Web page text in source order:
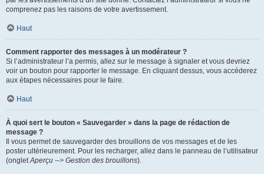
comprenez pas les raisons de votre avertissement.
Haut
Comment rapporter des messages à un modérateur ?
Si l’administrateur l’a permis, allez sur le message à signaler et vous devriez
voir un bouton pour rapporter le message. En cliquant dessus, vous accéderez
aux étapes nécessaires pour le faire.
Haut
À quoi sert le bouton « Sauvegarder » dans la page de rédaction de
message ?
Il vous permet de sauvegarder des brouillons de vos messages et de les
poster ultérieurement. Pour les recharger, allez dans le panneau de l’utilisateur
(ongletAperçu --> Gestion des brouillons).